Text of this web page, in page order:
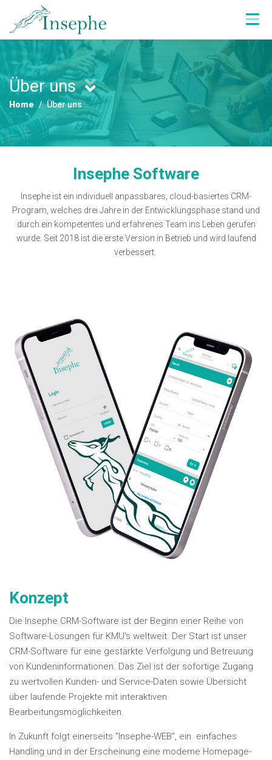
Über uns
Home Über uns
Insephe Software
Insephe ist ein individuell anpassbares, cloud-basiertes CRM-
Program, welches drei Jahre in der Entwicklungsphase stand und
durch ein kompetentes und erfahrenes Team ins Leben gerufen
wurde. Seit 2018 ist die erste Version in Betrieb und wird laufend
verbessert.
Konzept
Die Insephe CRM-Software ist der Beginn einer Reihe von
Software-Lösungen für KMU's weltweit. Der Start ist unser
CRM-Software für eine gestärkte Verfolgung und Betreuung
von Kundeninformationen. Das Ziel ist der sofortige Zugang
zu wertvollen Kunden- und Service-Daten sowie Übersicht
über laufende Projekte mit interaktiven
Bearbeitungsmöglichkeiten.
In Zukunft folgt einerseits "Insephe-WEB", ein einfaches
Handling und in der Erscheinung eine moderne Homepage-